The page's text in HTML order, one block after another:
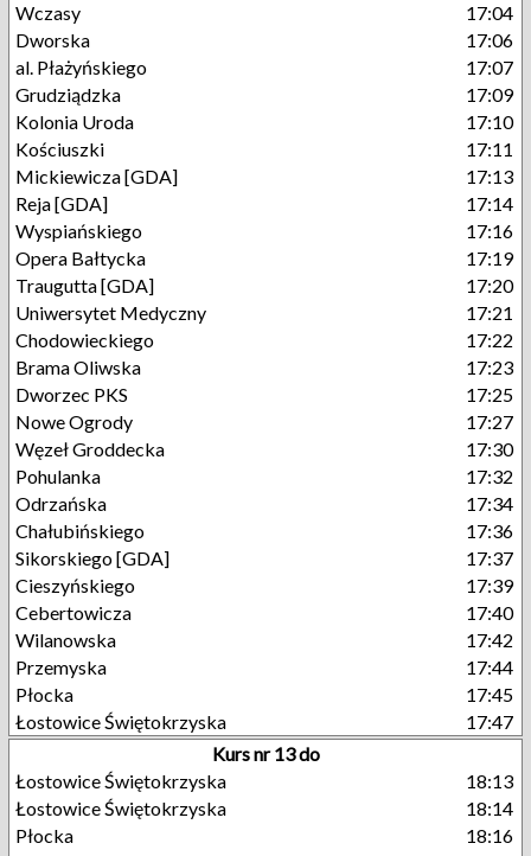
Wczasy
17:04
Dworska
17:06
al. Płażyńskiego
17:07
Grudziądzka
17:09
Kolonia Uroda
17:10
Kościuszki
17:11
Mickiewicza [GDA]
17:13
Reja [GDA]
17:14
Wyspiańskiego
17:16
Opera Bałtycka
17:19
Traugutta [GDA]
17:20
Uniwersytet Medyczny
17:21
Chodowieckiego
17:22
Brama Oliwska
17:23
Dworzec PKS
17:25
Nowe Ogrody
17:27
Węzeł Groddecka
17:30
Pohulanka
17:32
Odrzańska
17:34
Chałubińskiego
17:36
Sikorskiego [GDA]
17:37
Cieszyńskiego
17:39
Cebertowicza
17:40
Wilanowska
17:42
Przemyska
17:44
Płocka
17:45
Łostowice Świętokrzyska
17:47
Kurs nr 13 do
Łostowice Świętokrzyska
18:13
Łostowice Świętokrzyska
18:14
Płocka
18:16